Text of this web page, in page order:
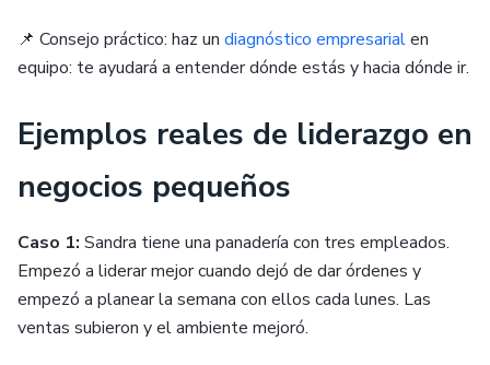
📌 Consejo práctico: haz un diagnóstico empresarialen
equipo: te ayudará a entender dónde estás y hacia dónde ir.
Ejemplos reales de liderazgo en
negocios pequeños
Caso 1: Sandra tiene una panadería con tres empleados.
Empezó a liderar mejor cuando dejó de dar órdenes y
empezó a planear la semana con ellos cada lunes. Las
ventas subieron y el ambiente mejoró.